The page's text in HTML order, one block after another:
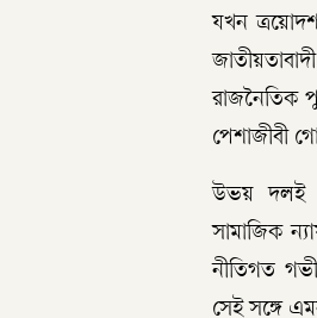
যখন
রাজনৈতিক
পেশাজীবী
উভয় দলই
সামাজিক
নীতিগত
সেই সঙ্গে